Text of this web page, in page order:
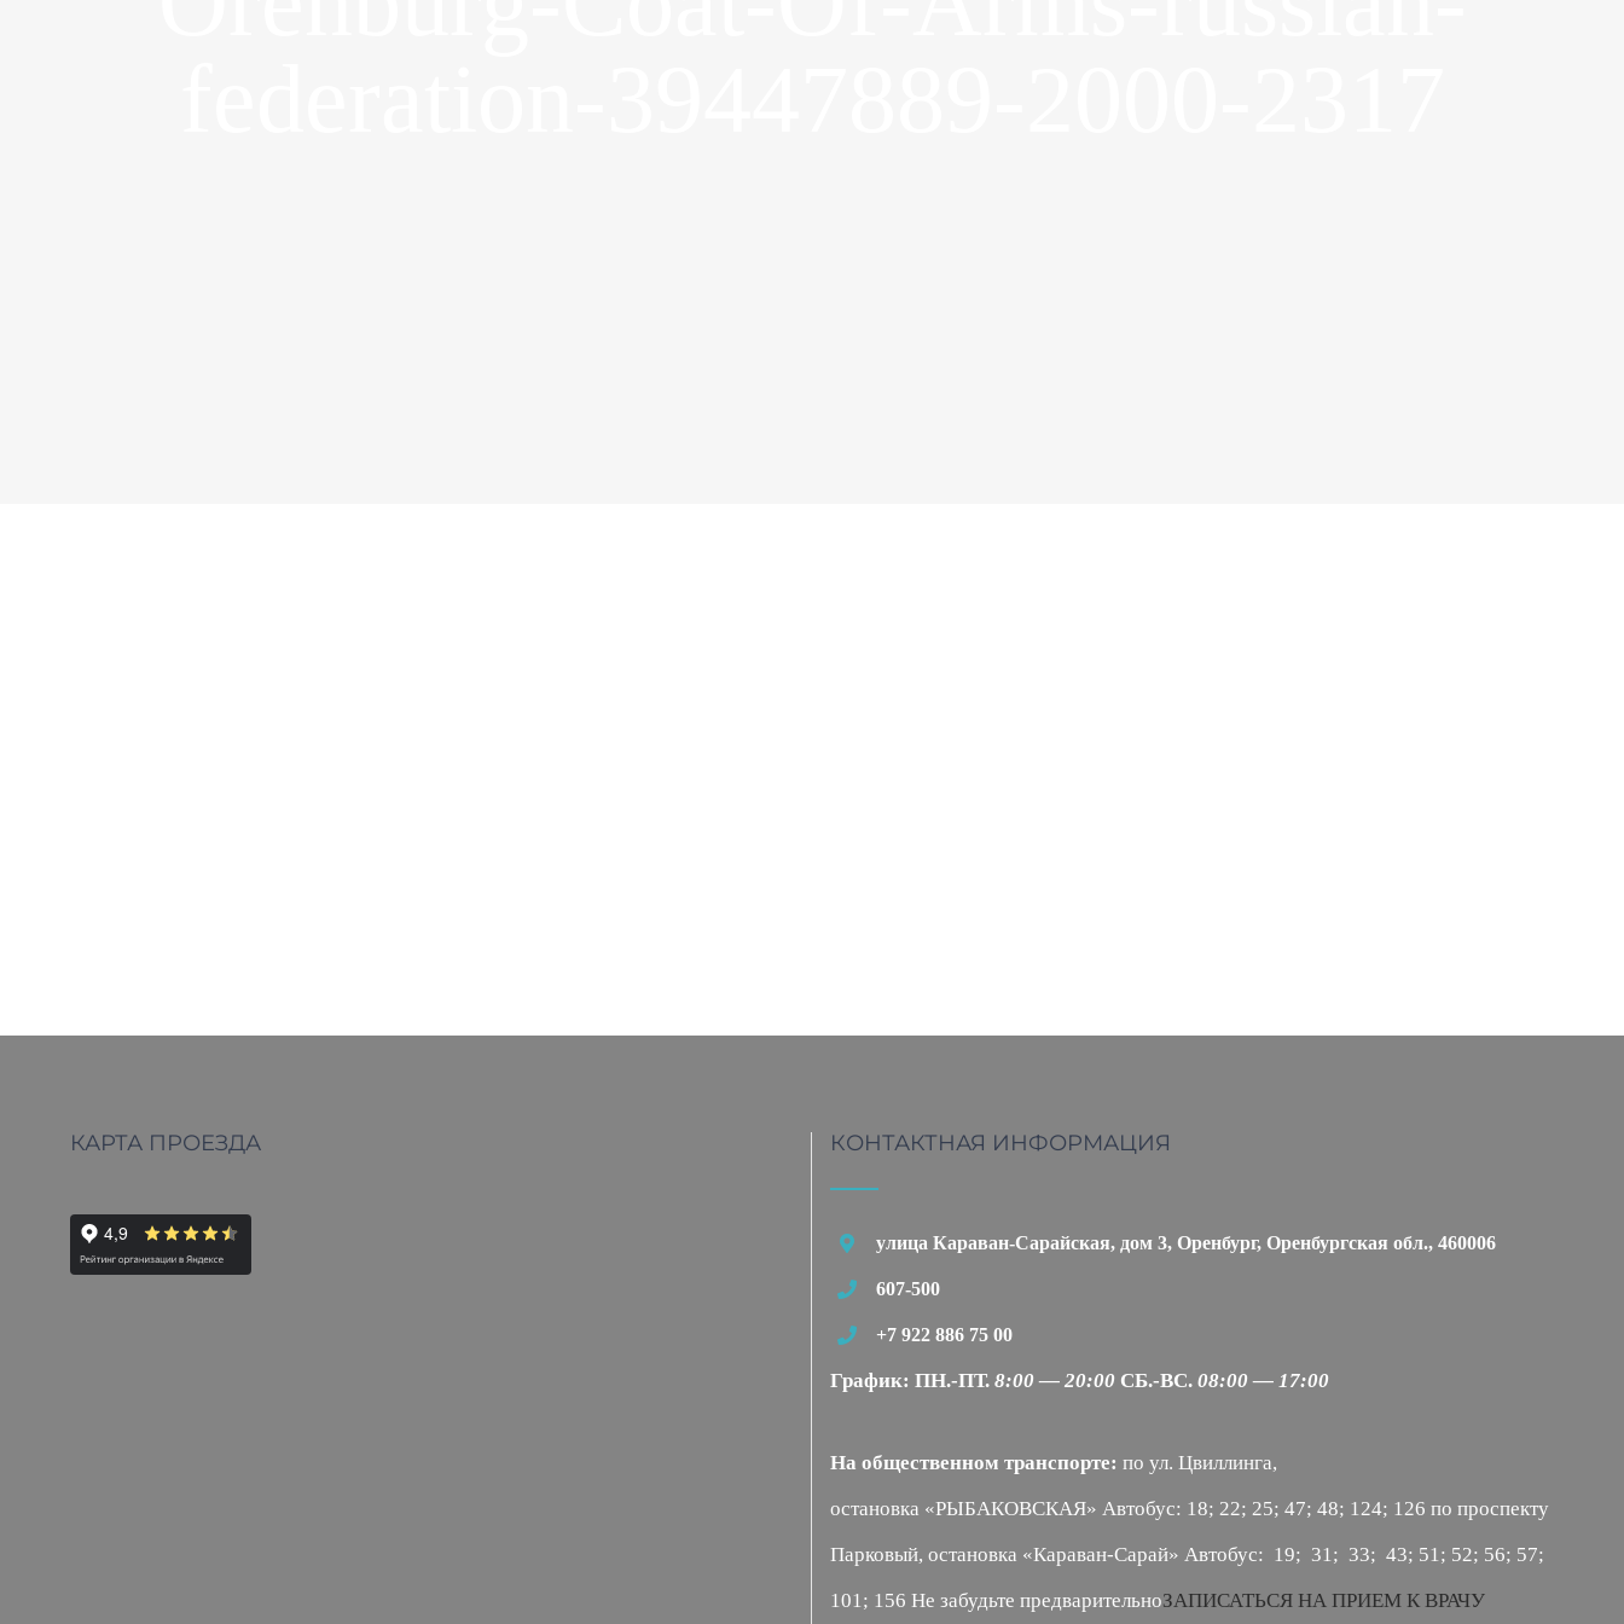
КАРТА ПРОЕЗДА КОНТАКТНАЯ ИНФОРМАЦИЯ
улица Караван-Сарайская, дом 3, Оренбург, Оренбургская обл., 460006
607-500
+7 922 886 75 00
График: ПН.-ПТ. 8:00 — 20:00 СБ.-ВС. 08:00 — 17:00
На общественном транспорте: по ул. Цвиллинга,
остановка «РЫБАКОВСКАЯ» Автобус: 18; 22; 25; 47; 48; 124; 126 по проспекту
Парковый, остановка «Караван-Сарай» Автобус: 19; 31; 33; 43; 51; 52; 56; 57;
101; 156 Не забудьте предварительноЗАПИСАТЬСЯ НА ПРИЕМ К ВРАЧУ